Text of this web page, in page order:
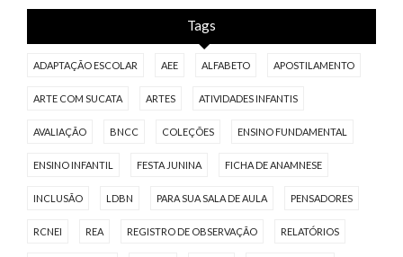
Tags
ADAPTAÇÃO ESCOLAR AEE ALFABETO APOSTILAMENTO
ARTE COM SUCATA ARTES ATIVIDADES INFANTIS
AVALIAÇÃO BNCC COLEÇÕES ENSINO FUNDAMENTAL
ENSINO INFANTIL FESTA JUNINA FICHA DE ANAMNESE
INCLUSÃO LDBN PARA SUA SALA DE AULA PENSADORES
RCNEI REA REGISTRO DE OBSERVAÇÃO RELATÓRIOS